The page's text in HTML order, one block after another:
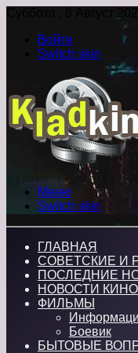
Суббота , 8 Август 2026
Войти
Switch skin
Меню
Switch skin
ГЛАВНАЯ
СОВЕТСКИЕ И
ПОСЛЕДНИЕ
НОВОСТИ КИНО
ФИЛЬМЫ
Боевик
БЫТОВЫЕ